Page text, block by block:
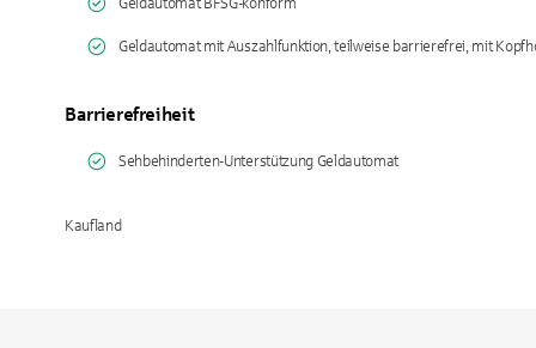
Geldautomat BFSG-konform
Geldautomat mit Auszahlfunktion, teilweise barrierefrei, mit
Barrierefreiheit
Sehbehinderten-Unterstützung Geldautomat
Kaufland